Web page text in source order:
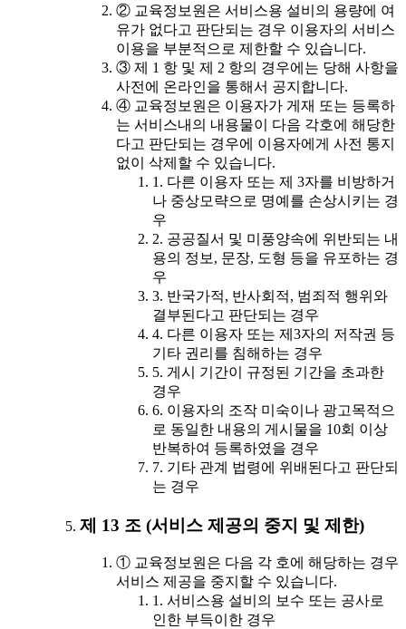
② 교육정보원은 서비스용 설비의 용량에 여
유가 없다고 판단되는 경우 이용자의 서비스
이용을 부분적으로 제한할 수 있습니다.
③ 제 1 항 및 제 2 항의 경우에는 당해 사항을
사전에 온라인을 통해서 공지합니다.
④ 교육정보원은 이용자가 게재 또는 등록하
는 서비스내의 내용물이 다음 각호에 해당한
다고 판단되는 경우에 이용자에게 사전 통지
없이 삭제할 수 있습니다.
1. 다른 이용자 또는 제 3자를 비방하거
나 중상모략으로 명예를 손상시키는 경
우
2. 공공질서 및 미풍양속에 위반되는 내
용의 정보, 문장, 도형 등을 유포하는 경
우
3. 반국가적, 반사회적, 범죄적 행위와
결부된다고 판단되는 경우
4. 다른 이용자 또는 제3자의 저작권 등
기타 권리를 침해하는 경우
5. 게시 기간이 규정된 기간을 초과한
경우
6. 이용자의 조작 미숙이나 광고목적으
로 동일한 내용의 게시물을 10회 이상
반복하여 등록하였을 경우
7. 기타 관계 법령에 위배된다고 판단되
는 경우
제 13 조 (서비스 제공의 중지 및 제한)
① 교육정보원은 다음 각 호에 해당하는 경우
서비스 제공을 중지할 수 있습니다.
1. 서비스용 설비의 보수 또는 공사로
인한 부득이한 경우